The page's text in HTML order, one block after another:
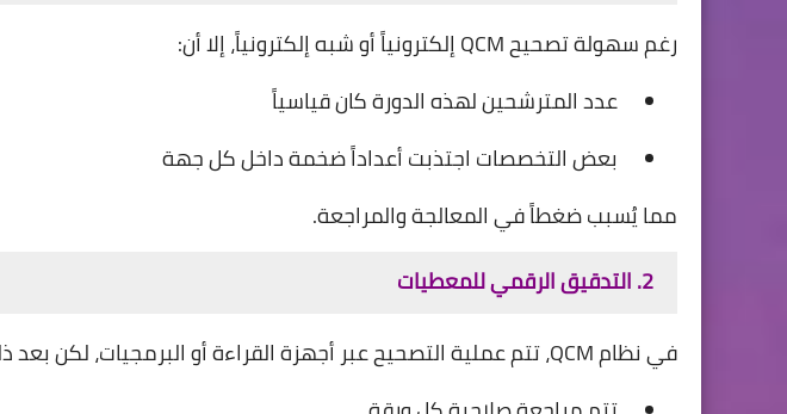
رغم سهولة تصحيح QCM إلكترونياً أو شبه إلكترونياً، إلا أن:
عدد المترشحين لهذه الدورة كان قياسياً
بعض التخصصات اجتذبت أعداداً ضخمة داخل كل جهة
مما يُسبب ضغطاً في المعالجة والمراجعة.
2. التدقيق الرقمي للمعطيات
في نظام QCM، تتم عملية التصحيح عبر أجهزة القراءة أو البرمجيات، لكن بعد ذلك: